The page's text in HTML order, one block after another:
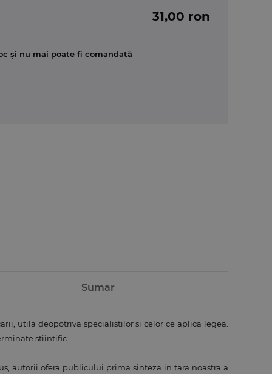
31,00 ron
și nu mai poate fi comandată
Sumar
utila deopotriva specialistilor si celor ce aplica legea.
stiintific.
autorii ofera publicului prima sinteza in tara noastra a